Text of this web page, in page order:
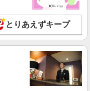
アルバイト・パート】
制度：あり 年1回の評価
。 ※アルバイト賞与（寸
年数により金額UP。
町 （東京都大田区千鳥
詳細を見る
とりあえずキープ